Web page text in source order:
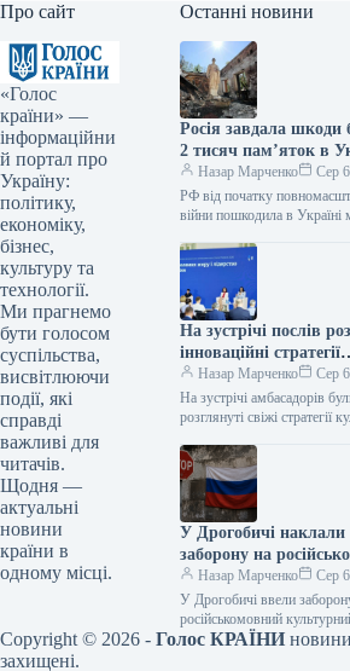
Про сайт
«Голос
країни» —
інформаційни
й портал про
Україну:
політику,
економіку,
бізнес,
культуру та
технології.
Ми прагнемо
бути голосом
суспільства,
висвітлюючи
події, які
справді
важливі для
читачів.
Щодня —
актуальні
новини
країни в
одному місці.
Останні новини
Росія завдала шкоди
2 тисяч пам’яток в
початку
вторгнення.
Назар Марченко
Сер
РФ від початку
війни пошкодила в Україні
Укрінформ Росія
1990 пам’яткам…
На зустрічі послів
інноваційні стратегії
культурної
Назар Марченко
Сер
На зустрічі амбасадорів
розглянуті свіжі стратегії
Укрінформ Україна має
активно використовувати
У Дрогобичі наклали
заборону на
культурний продукт
Назар Марченко
Сер
У Дрогобичі ввели
російськомовний
06.08.2026 14:54 Укрінформ
Copyright © 2026 - Голос КРАЇНИ
захищені.